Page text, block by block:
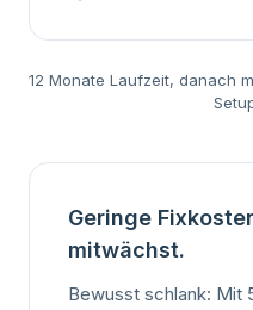
12 Monate Laufzeit, danach
Geringe
mitwächst.
Bewusst schlank: Mit